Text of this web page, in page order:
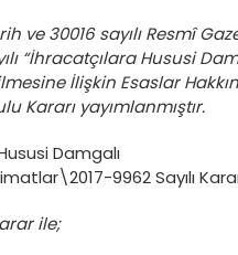
ve 30016 sayılı Resmî
“İhracatçılara Hususi
İlişkin Esaslar
Kararı yayımlanmıştır.
Damgalı
9962 Sayılı
ile;